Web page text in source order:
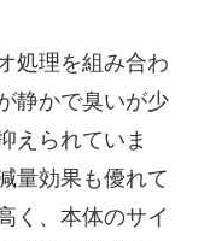
処理を組み合わ
静かで臭いが少
えられていま
量効果も優れて
く、本体のサイ